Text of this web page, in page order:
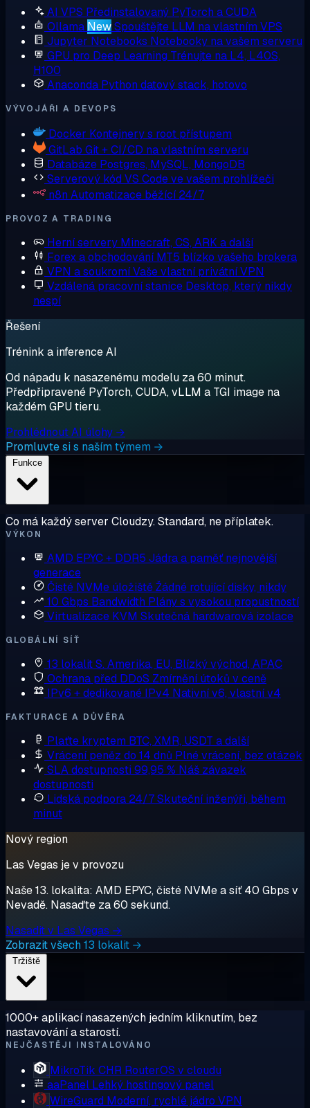
AI VPS Předinstalovaný PyTorch a CUDA
Ollama NewSpouštějte LLM na vlastním VPS
Jupyter Notebooks Notebooky na vašem serveru
GPU pro Deep Learning Trénujte na L4, L40S,
H100
Anaconda Python datový stack, hotovo
VÝVOJÁŘI A DEVOPS
Docker Kontejnery s root přístupem
GitLab Git + CI/CD na vlastním serveru
Databáze Postgres, MySQL, MongoDB
Serverový kód VS Code ve vašem prohlížeči
n8n Automatizace běžící 24/7
PROVOZ A TRADING
Herní servery Minecraft, CS, ARK a další
Forex a obchodování MT5 blízko vašeho brokera
VPN a soukromíVaše vlastní privátní VPN
Vzdálená pracovní stanice Desktop, který nikdy
nespí
Řešení
Trénink a inference AI
Od nápadu k nasazenému modelu za 60 minut.
Předpřipravené PyTorch, CUDA, vLLM a TGI image na
každém GPU tieru.
Prohlédnout AI úlohy →
Promluvte si s naším týmem →
Co má každý server Cloudzy. Standard, ne příplatek.
VÝKON
AMD EPYC + DDR5 Jádra a paměť nejnovější
generace
Čisté NVMe úložištěŽádné rotující disky, nikdy
10 Gbps Bandwidth Plány s vysokou propustností
Virtualizace KVM Skutečná hardwarová izolace
GLOBÁLNÍ SÍŤ
13 lokalitS. Amerika, EU, Blízký východ, APAC
Ochrana před DDoS Zmírnění útoků v ceně
IPv6 + dedikované IPv4 Nativní v6, vlastní v4
FAKTURACE A DŮVĚRA
Plaťte kryptem BTC, XMR, USDT a další
Vrácení peněz do 14 dnů Plné vrácení, bez otázek
SLA dostupnosti 99,95 % Náš závazek
dostupnosti
Lidská podpora 24/7Skuteční inženýři, během
minut
Nový region
Las Vegas je v provozu
Naše 13. lokalita: AMD EPYC, čisté NVMe a síť 40 Gbps v
Nevadě. Nasaďte za 60 sekund.
Nasadit v Las Vegas →
Zobrazit všech 13 lokalit →
1000+ aplikací nasazených jedním kliknutím, bez
nastavování a starostí.
NEJČASTĚJI INSTALOVÁNO
MikroTik CHR RouterOS v cloudu
aaPanel Lehký hostingový panel
WireGuard Moderní, rychlé jádro VPN